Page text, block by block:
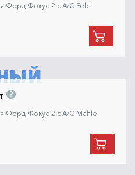
Форд Фокус-2 с A/C Febi
Форд Фокус-2 с A/C Mahle